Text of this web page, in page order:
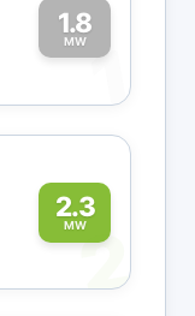
1.8
MW1
2.3
MW2